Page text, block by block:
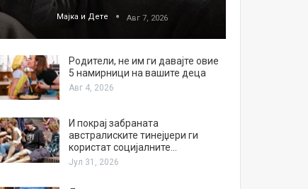
Мајка и Дете Авг 7, 2026
Родители, не им ги давајте овие
5 намирници на вашите деца
Авг 4, 2026
И покрај забраната
австралиските тинејџери ги
користат социјалните…
Јул 31, 2026